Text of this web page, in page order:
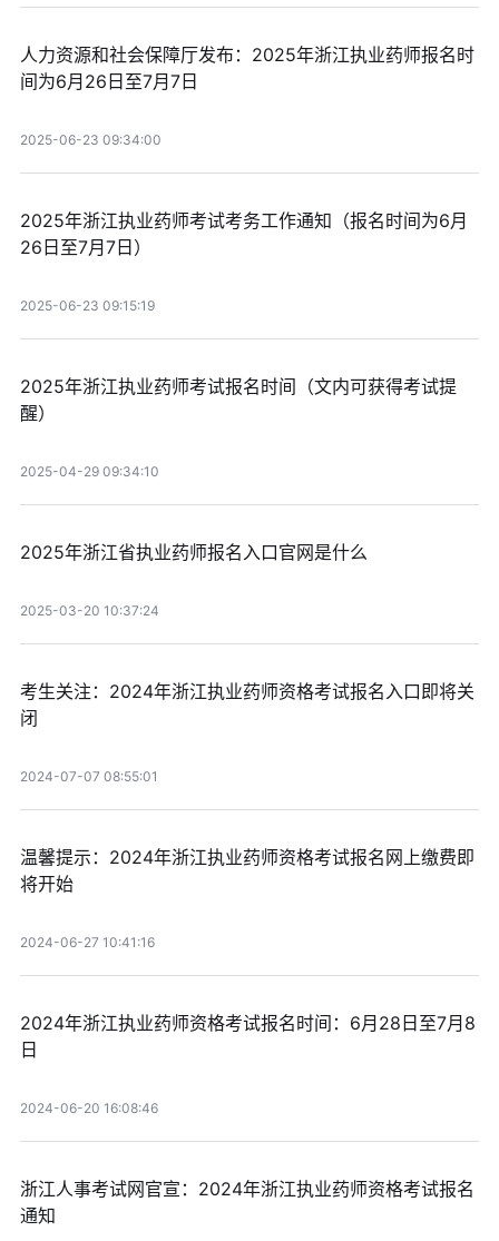
人力资源和社会保障厅发布：2025年浙江执业药师报名时
间为6月26日至7月7日
2025-06-23 09:34:00
2025年浙江执业药师考试考务工作通知（报名时间为6月
26日至7月7日）
2025-06-23 09:15:19
2025年浙江执业药师考试报名时间（文内可获得考试提
醒）
2025-04-29 09:34:10
2025年浙江省执业药师报名入口官网是什么
2025-03-20 10:37:24
考生关注：2024年浙江执业药师资格考试报名入口即将关
闭
2024-07-07 08:55:01
温馨提示：2024年浙江执业药师资格考试报名网上缴费即
将开始
2024-06-27 10:41:16
2024年浙江执业药师资格考试报名时间：6月28日至7月8
日
2024-06-20 16:08:46
浙江人事考试网官宣：2024年浙江执业药师资格考试报名
通知